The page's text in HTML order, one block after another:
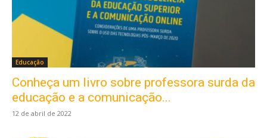
Educação
Conheça um livro sobre professora surda da
educação e a comunicação...
12 de abril de 2022